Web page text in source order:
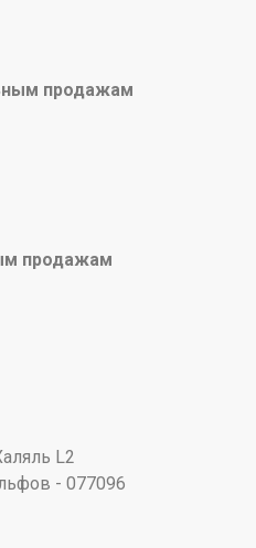
продажам
продажам
L2
- 077096